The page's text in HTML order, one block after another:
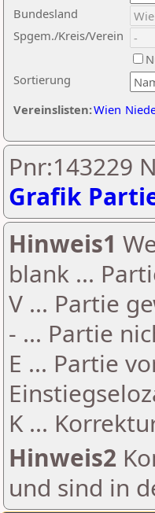
Sortierung
Bundesland
Spgem./Kreis/Verein
Vereinslisten:Wien
Pnr:143229
Grafik
Hinweis1
blank ...
V ... Partie
- ... Partie
E ... Partie
K ...
Hinweis2
und sind in